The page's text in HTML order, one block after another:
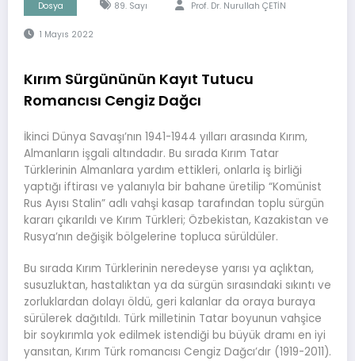
Dosya 89. Sayı Prof. Dr. Nurullah ÇETİN
1 Mayıs 2022
Kırım Sürgününün Kayıt Tutucu
Romancısı Cengiz Dağcı
İkinci Dünya Savaşı’nın 1941-1944 yılları arasında Kırım,
Almanların işgali altındadır. Bu sırada Kırım Tatar
Türklerinin Almanlara yardım ettikleri, onlarla iş birliği
yaptığı iftirası ve yalanıyla bir bahane üretilip “Komünist
Rus Ayısı Stalin” adlı vahşi kasap tarafından toplu sürgün
kararı çıkarıldı ve Kırım Türkleri; Özbekistan, Kazakistan ve
Rusya’nın değişik bölgelerine topluca sürüldüler.
Bu sırada Kırım Türklerinin neredeyse yarısı ya açlıktan,
susuzluktan, hastalıktan ya da sürgün sırasındaki sıkıntı ve
zorluklardan dolayı öldü, geri kalanlar da oraya buraya
sürülerek dağıtıldı. Türk milletinin Tatar boyunun vahşice
bir soykırımla yok edilmek istendiği bu büyük dramı en iyi
yansıtan, Kırım Türk romancısı Cengiz Dağcı’dır (1919-2011).